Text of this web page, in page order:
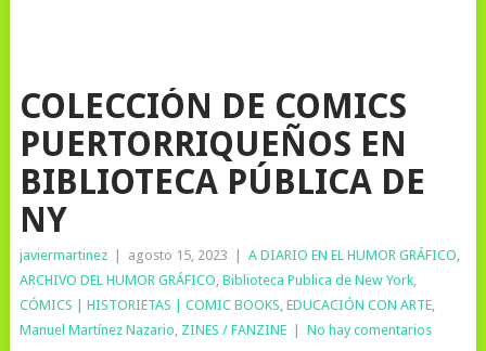
COLECCIÓN DE COMICS
PUERTORRIQUEÑOS EN
BIBLIOTECA PÚBLICA DE
NY
javiermartinez agosto 15, 2023 A DIARIO EN EL HUMOR GRÁFICO,
ARCHIVO DEL HUMOR GRÁFICO, Biblioteca Publica de New York,
CÓMICS | HISTORIETAS | COMIC BOOKS, EDUCACIÓN CON ARTE,
Manuel Martínez Nazario, ZINES / FANZINE No hay comentarios